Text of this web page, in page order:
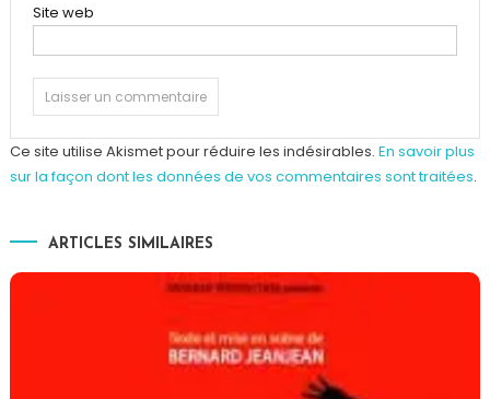
Site web
Ce site utilise Akismet pour réduire les indésirables. En savoir plus
sur la façon dont les données de vos commentaires sont traitées.
ARTICLES SIMILAIRES